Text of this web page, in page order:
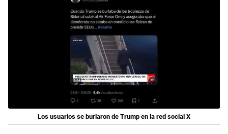
Los usuarios se burlaron de Trump en la red social X